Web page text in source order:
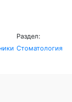
Раздел:
Стоматология